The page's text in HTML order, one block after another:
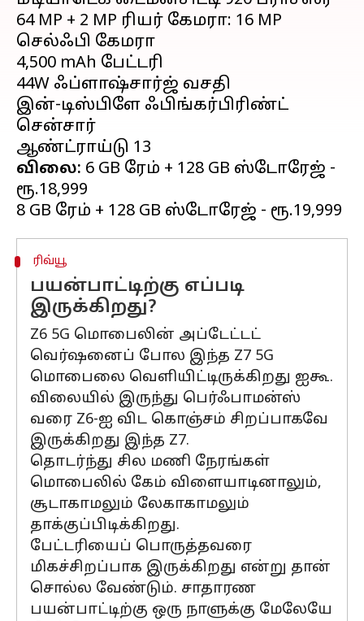
64 MP + 2 MP ரியர் கேமரா: 16 MP
செல்ஃபி கேமரா
4,500 mAh பேட்டரி
44W ஃப்ளாஷ்சார்ஜ் வசதி
இன்-டிஸ்பிளே ஃபிங்கர்பிரிண்ட்
சென்சார்
விலை: 6 GB ரேம் + 128 GB ஸ்டோரேஜ் -
ரூ.18,999
ரிவ்யூ
பயன்பாட்டிற்கு எப்படி
இருக்கிறது?
Z6 5G மொபைலின் அப்டேட்டட்
வெர்ஷனைப் போல இந்த Z7 5G
மொபைலை வெளியிட்டிருக்கிறது ஐகூ.
விலையில் இருந்து பெர்ஃபாமன்ஸ்
வரை Z6-ஐ விட கொஞ்சம் சிறப்பாகவே
இருக்கிறது இந்த Z7.
தொடர்ந்து சில மணி நேரங்கள்
மொபைலில் கேம் விளையாடினாலும்,
சூடாகாமலும் லேகாகாமலும்
தாக்குப்பிடிக்கிறது.
பேட்டரியைப் பொருத்தவரை
மிகச்சிறப்பாக இருக்கிறது என்று தான்
சொல்ல வேண்டும். சாதாரண
பயன்பாட்டிற்கு ஒரு நாளுக்கு மேலேயே